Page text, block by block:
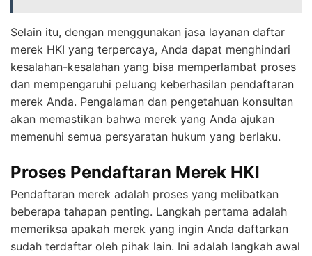
Selain itu, dengan menggunakan jasa layanan daftar
merek HKI yang terpercaya, Anda dapat menghindari
kesalahan-kesalahan yang bisa memperlambat proses
dan mempengaruhi peluang keberhasilan pendaftaran
merek Anda. Pengalaman dan pengetahuan konsultan
akan memastikan bahwa merek yang Anda ajukan
memenuhi semua persyaratan hukum yang berlaku.
Proses Pendaftaran Merek HKI
Pendaftaran merek adalah proses yang melibatkan
beberapa tahapan penting. Langkah pertama adalah
memeriksa apakah merek yang ingin Anda daftarkan
sudah terdaftar oleh pihak lain. Ini adalah langkah awal